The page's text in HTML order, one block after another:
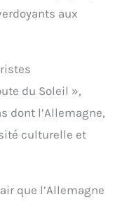
aux
du Soleil »,
dont l’Allemagne,
culturelle et
que l’Allemagne